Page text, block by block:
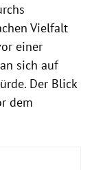
Vielfalt
einer
sich auf
Der Blick
dem